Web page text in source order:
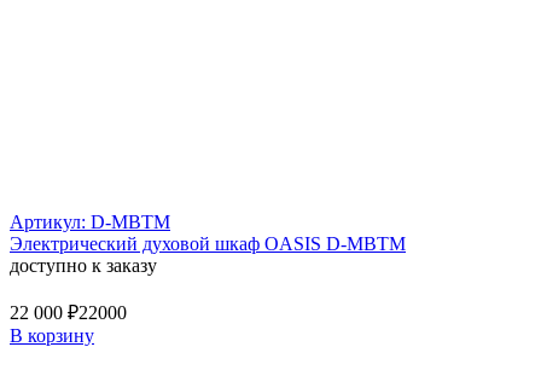
Артикул: D-MBTM
Электрический духовой шкаф OASIS D-MBTM
доступно к заказу
22 000 ₽22000
В корзину